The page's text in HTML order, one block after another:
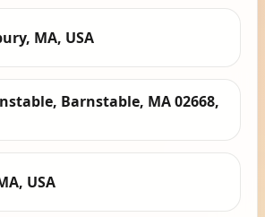
MA, USA
Barnstable, MA 02668,
USA